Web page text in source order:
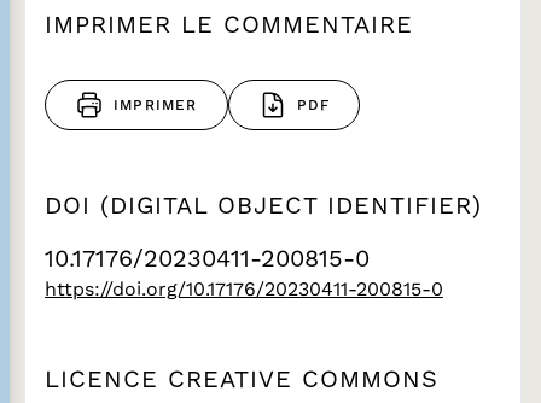
IMPRIMER LE COMMENTAIRE
IMPRIMER PDF
DOI (DIGITAL OBJECT IDENTIFIER)
10.17176/20230411-200815-0
https://doi.org/10.17176/20230411-200815-0
LICENCE CREATIVE COMMONS